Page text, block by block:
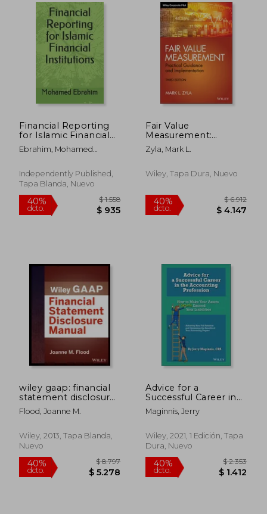
40%
dcto.
40%
dcto.
Financial Reporting
for Islamic Financial
Institutions (en
Inglés)
Ebrahim, Mohamed
Mohamed
Independently Published,
Tapa Blanda, Nuevo
40%
Fair Value
Measurement:
Practical Guidance
and Implementation
Zyla, Mark L.
Wiley, Tapa Dura, Nuevo
40%
dcto.
wiley gaap: financial
statement disclosures
manual (en Inglés)
Flood, Joanne M.
Wiley, 2013, Tapa Blanda,
Nuevo
Advice for a
Successful Career in
the Accounting
Profession: How to
Greatly Exceed Your
Liabilities (en Inglés)
Maginnis, Jerry
Wiley, 2021, 1 Edición, Tapa
Dura, Nuevo